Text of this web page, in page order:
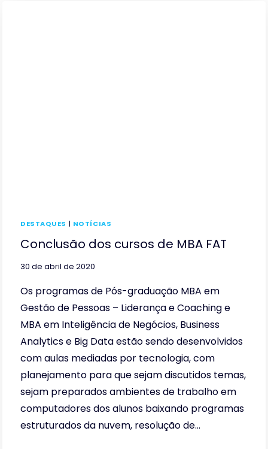
DESTAQUES | NOTÍCIAS
Conclusão dos cursos de MBA FAT
30 de abril de 2020
Os programas de Pós-graduação MBA em
Gestão de Pessoas – Liderança e Coaching e
MBA em Inteligência de Negócios, Business
Analytics e Big Data estão sendo desenvolvidos
com aulas mediadas por tecnologia, com
planejamento para que sejam discutidos temas,
sejam preparados ambientes de trabalho em
computadores dos alunos baixando programas
estruturados da nuvem, resolução de…